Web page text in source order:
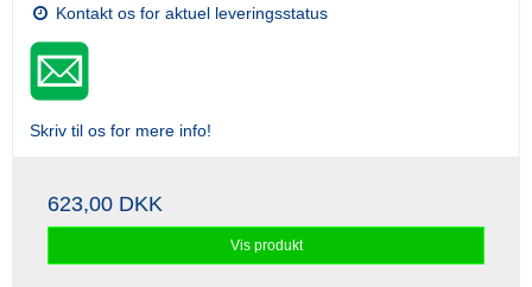
Kontakt os for aktuel leveringsstatus
Skriv til os for mere info!
623,00 DKK
Vis produkt